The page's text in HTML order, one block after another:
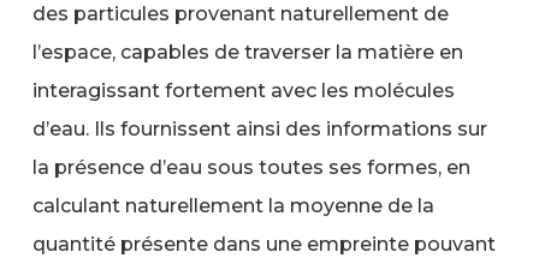
des particules provenant naturellement de
l’espace, capables de traverser la matière en
interagissant fortement avec les molécules
d’eau. Ils fournissent ainsi des informations sur
la présence d’eau sous toutes ses formes, en
calculant naturellement la moyenne de la
quantité présente dans une empreinte pouvant